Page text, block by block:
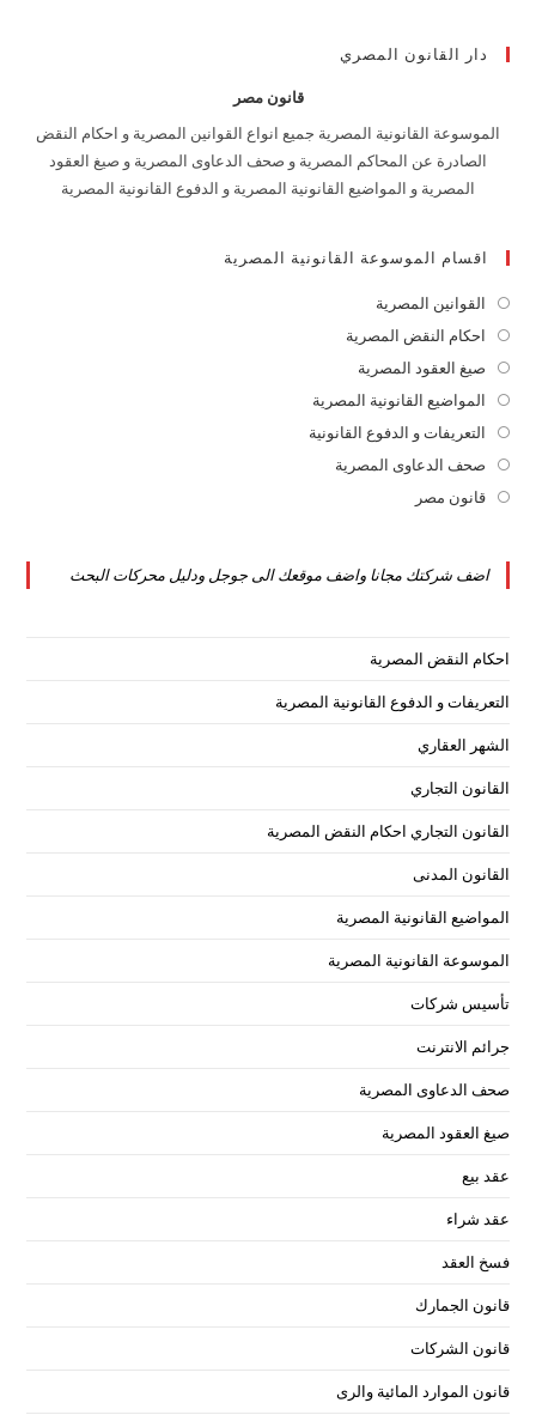
دار القانون المصري
قانون مصر
الموسوعة القانونية المصرية جميع انواع القوانين المصرية و احكام النقض
الصادرة عن المحاكم المصرية و صحف الدعاوى المصرية و صيغ العقود
المصرية و المواضيع القانونية المصرية و الدفوع القانونية المصرية
اقسام الموسوعة القانونية المصرية
القوانين المصرية
in
new
tab
احكام النقض المصرية
a
new
صيغ العقود المصرية
in
a
new
المواضيع القانونية المصرية
inالتعريفات و الدفوع القانونية
صحف الدعاوى المصرية
tab
قانون مصر
new
اضف شركتك مجانا واضف موقعك الى جوجل ودليل محركات البحث
احكام النقض المصرية
التعريفات و الدفوع القانونية المصرية
الشهر العقاري
القانون التجاري
القانون التجاري احكام النقض المصرية
القانون المدنى
المواضيع القانونية المصرية
الموسوعة القانونية المصرية
تأسيس شركات
جرائم الانترنت
صحف الدعاوى المصرية
صيغ العقود المصرية
عقد بيع
عقد شراء
فسخ العقد
قانون الجمارك
قانون الشركات
قانون الموارد المائية والرى